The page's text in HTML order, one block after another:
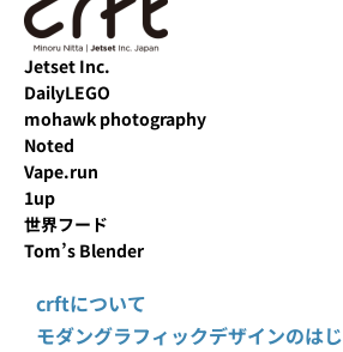
Jetset Inc.
DailyLEGO
mohawk photography
Noted
Vape.run
1up
世界フード
Tom’s Blender
crftについて
モダングラフィックデザインのは